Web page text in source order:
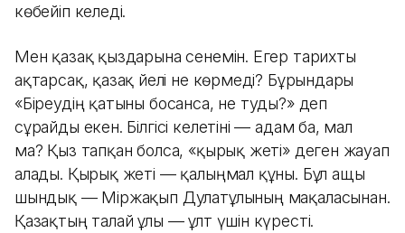
көбейіп келеді.
Мен қазақ қыздарына сенемін. Егер тарихты
ақтарсақ, қазақ әйелі не көрмеді? Бұрындары
«Біреудің қатыны босанса, не туды?» деп
сұрайды екен. Білгісі келетіні — адам ба, мал
ма? Қыз тапқан болса, «қырық жеті» деген жауап
алады. Қырық жеті — қалыңмал құны. Бұл ащы
шындық — Міржақып Дулатұлының мақаласынан.
Қазақтың талай ұлы — ұлт үшін күресті.